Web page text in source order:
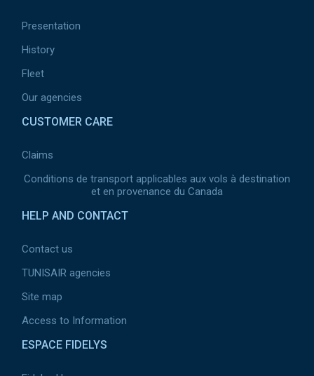
Presentation
History
Fleet
Our agencies
CUSTOMER CARE
Claims
Conditions de transport applicables aux vols à destination
et en provenance du Canada
HELP AND CONTACT
Contact us
TUNISAIR agencies
Site map
Access to Information
ESPACE FIDELYS